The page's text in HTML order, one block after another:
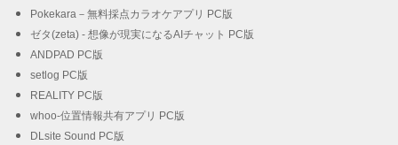
Pokekara－無料採点カラオケアプリ PC版
ゼタ(zeta) - 想像が現実になるAIチャット PC版
ANDPAD PC版
setlog PC版
REALITY PC版
whoo-位置情報共有アプリ PC版
DLsite Sound PC版